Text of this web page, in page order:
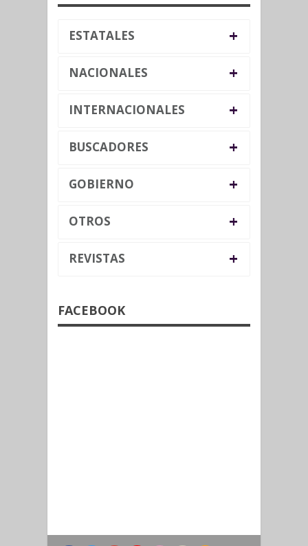
ESTATALES +
NACIONALES +
INTERNACIONALES +
BUSCADORES +
GOBIERNO +
OTROS +
REVISTAS +
FACEBOOK